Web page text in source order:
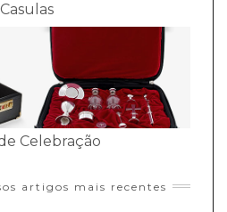
Casulas
Celebração
artigos mais recentes